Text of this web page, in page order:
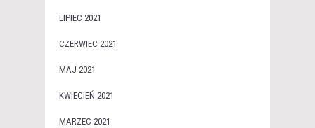
LIPIEC 2021
CZERWIEC 2021
MAJ 2021
KWIECIEŃ 2021
MARZEC 2021